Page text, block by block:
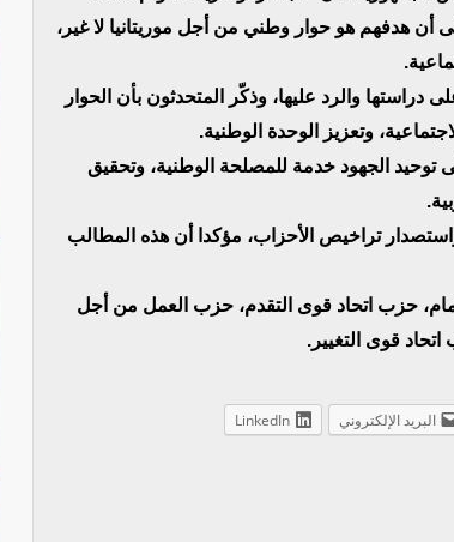
أن هدفهم هو حوار وطني من أجل موريتانيا لا غير،
والرد عليها، وذكّر المتحدثون بأن الحوار
وتعزيز الوحدة الوطنية.
الجهود خدمة للمصلحة الوطنية، وتحقيق
تراخيص الأحزاب، مؤكدا أن هذه المطالب
حزب اتحاد قوى التقدم، حزب العمل من أجل
قوى التغيير.
البريد الإلكتروني LinkedIn